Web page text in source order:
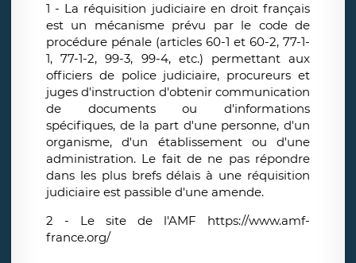
1 - La réquisition judiciaire en droit français
est un mécanisme prévu par le code de
procédure pénale (articles 60-1 et 60-2, 77-1-
1, 77-1-2, 99-3, 99-4, etc.) permettant aux
officiers de police judiciaire, procureurs et
juges d'instruction d'obtenir communication
de documents ou d'informations
spécifiques, de la part d'une personne, d'un
organisme, d'un établissement ou d'une
administration. Le fait de ne pas répondre
dans les plus brefs délais à une réquisition
judiciaire est passible d'une amende.
2 - Le site de l'AMF https://www.amf-
france.org/